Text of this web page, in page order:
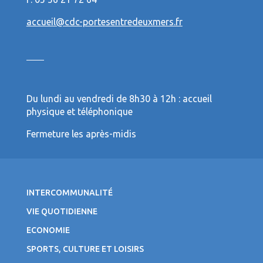
accueil@cdc-portesentredeuxmers.fr
Du lundi au vendredi de 8h30 à 12h : accueil
physique et téléphonique
Fermeture les après-midis
INTERCOMMUNALITÉ
VIE QUOTIDIENNE
ECONOMIE
SPORTS, CULTURE ET LOISIRS